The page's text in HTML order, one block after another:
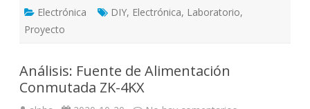
Electrónica DIY, Electrónica, Laboratorio,
Proyecto
Análisis: Fuente de Alimentación
Conmutada ZK-4KX